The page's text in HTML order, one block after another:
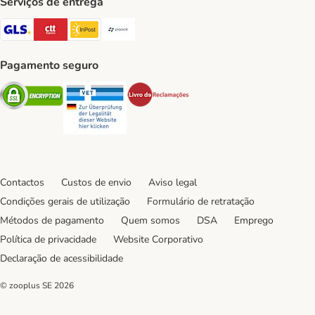
GLS Shipping Method
CTTExpress Shipping Method
InPost Shipping Method
Pagamento seguro
Security Security
Contactos Custos de envio
Aviso legal
Condições gerais de utilização
Formulário de retratação
Métodos de pagamento
Quem somos DSA
Emprego
Política de privacidade
Website Corporativo
Declaração de acessibilidade
© zooplus SE 2026